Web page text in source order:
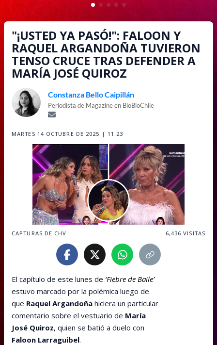
"¡USTED YA PASÓ!": FALOON Y
RAQUEL ARGANDOÑA TUVIERON
TENSO CRUCE TRAS DEFENDER A
MARÍA JOSÉ QUIROZ
Constanza Bello Caipillán
Periodista de Magazine en BioBioChile
MARTES 14 OCTUBRE DE 2025 | 11:23
CAPTURAS DE CHV 6,436 VISITAS
El capítulo de este lunes de ‘Fiebre de Baile’
estuvo marcado por la polémica luego de
que Raquel Argandoña hiciera un particular
comentario sobre el vestuario de María
José Quiroz, quien se batió a duelo con
Faloon Larraguibel.